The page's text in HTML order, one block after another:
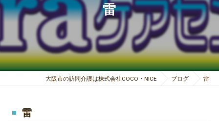
雷
大阪市の訪問介護は株式会社COCO・NICE ブログ 雷
雷